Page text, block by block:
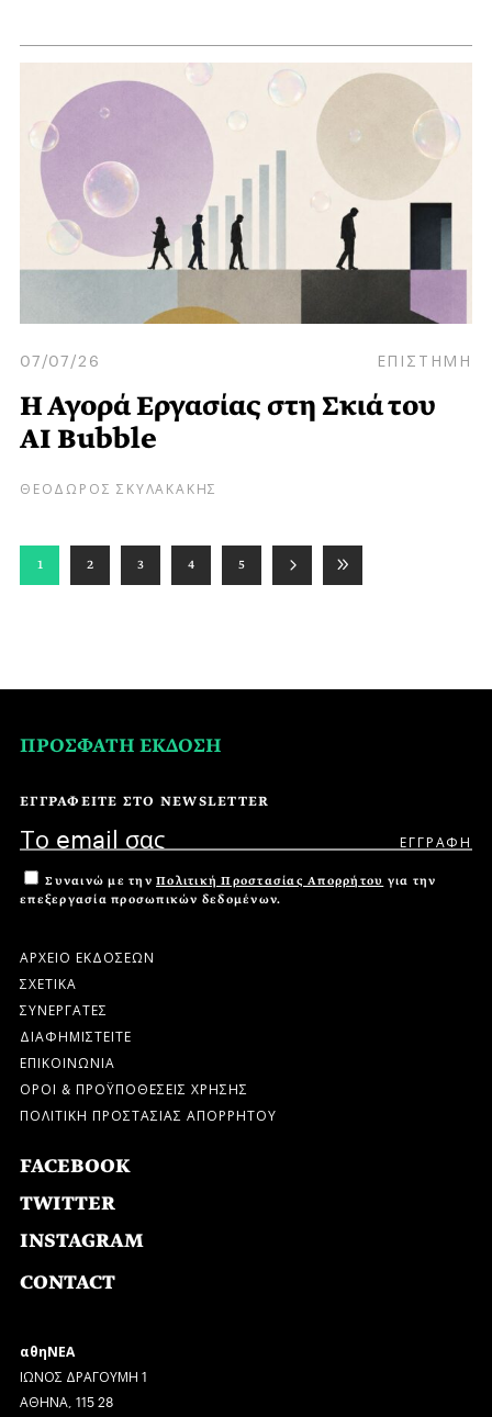
07/07/26 ΕΠΙΣΤΗΜΗ
Η Αγορά Εργασίας στη Σκιά του
AI Bubble
ΘΕΟΔΩΡΟΣ ΣΚΥΛΑΚΑΚΗΣ
1 2 3 4 5
ΠΡΟΣΦΑΤΗ ΕΚΔΟΣΗ
ΕΓΓΡΑΦΕΙΤΕ ΣΤΟ NEWSLETTER
Συναινώ με την Πολιτική Προστασίας Απορρήτου για την
επεξεργασία προσωπικών δεδομένων.
ΑΡΧΕΙΟ ΕΚΔΟΣΕΩΝ
ΣΧΕΤΙΚΑ
ΣΥΝΕΡΓΑΤΕΣ
ΔΙΑΦΗΜΙΣΤΕΙΤΕ
ΕΠΙΚΟΙΝΩΝΙΑ
ΟΡΟΙ & ΠΡΟΫΠΟΘΕΣΕΙΣ ΧΡΗΣΗΣ
ΠΟΛΙΤΙΚΗ ΠΡΟΣΤΑΣΙΑΣ ΑΠΟΡΡΗΤΟΥ
FACEBOOK
TWITTER
INSTAGRAM
CONTACT
αθηΝΕΑ
ΙΩΝΟΣ ΔΡΑΓΟΥΜΗ 1
ΑΘΗΝΑ, 115 28